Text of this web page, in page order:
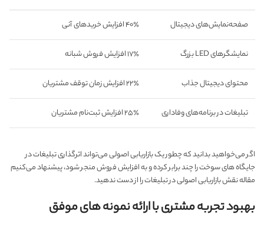
صفحه‌نمایش‌های دیجیتال ۴۰٪ افزایش خریدهای آنی
نمایشگرهای LED بزرگ ۱۷٪ افزایش فروش شبانه
محتوای دیجیتال جذاب ۲۲٪ افزایش زمان توقف مشتریان
تبلیغات در برنامه‌های وفاداری ۲۵٪ افزایش ثبت‌نام مشتریان
اگر می‌خواهید بدانید که چطور یک بازاریابی اصولی می‌تواند اثرگذاری تبلیغات در
جایگاه های سوخت را چند برابر کرده و به افزایش فروش منجر شود، پیشنهاد می‌کنیم
مقاله نقش بازاریابی اصولی در تبلیغات را از دست ندهید.
بهبود تجربه مشتری با ارائه نمونه های موفق